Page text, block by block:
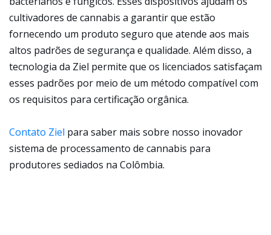
cultivadores de cannabis a garantir que estão
fornecendo um produto seguro que atende aos mais
altos padrões de segurança e qualidade. Além disso, a
tecnologia da Ziel permite que os licenciados satisfaçam
esses padrões por meio de um método compatível com
os requisitos para certificação orgânica.
Contato Ziel para saber mais sobre nosso inovador
sistema de processamento de cannabis para
produtores sediados na Colômbia.